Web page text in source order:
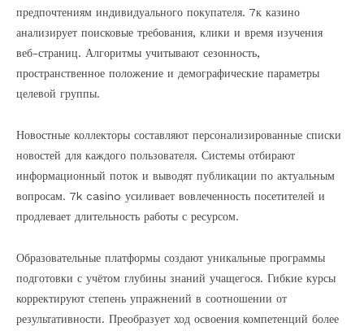
предпочтениям индивидуального покупателя. 7к казино
анализирует поисковые требования, клики и время изучения
веб-страниц. Алгоритмы учитывают сезонность,
пространственное положение и демографические параметры
целевой группы.
Новостные коллекторы составляют персонализированные списки
новостей для каждого пользователя. Системы отбирают
информационный поток и выводят публикации по актуальным
вопросам. 7k casino усиливает вовлеченность посетителей и
продлевает длительность работы с ресурсом.
Образовательные платформы создают уникальные программы
подготовки с учётом глубины знаний учащегося. Гибкие курсы
корректируют степень упражнений в соотношении от
результативности. Преобразует ход освоения компетенций более